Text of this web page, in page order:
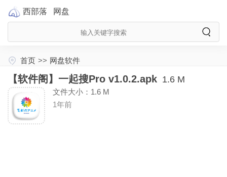
西部落 网盘
首页 >> 网盘软件
【软件阁】一起搜Pro v1.0.2.apk 1.6 M
文件大小：1.6 M
1年前